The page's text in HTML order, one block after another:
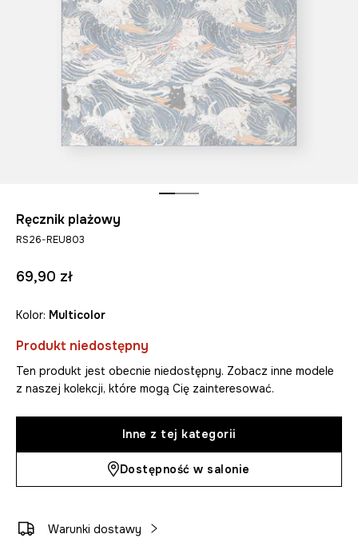
Ręcznik plażowy
RS26-REU803
69,90 zł
Kolor: multicolor
Produkt niedostępny
Ten produkt jest obecnie niedostępny. Zobacz inne modele
z naszej kolekcji, które mogą Cię zainteresować.
Inne z tej kategorii
Dostępność w salonie
Warunki dostawy